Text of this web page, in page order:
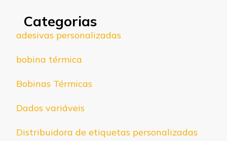
Categorias
adesivas personalizadas
bobina térmica
Bobinas Térmicas
Dados variáveis
Distribuidora de etiquetas personalizadas